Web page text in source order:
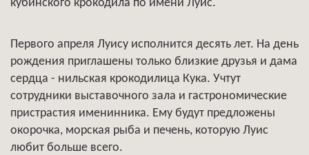
кубинского крокодила по имени Луис.
Первого апреля Луису исполнится десять лет. На день
рождения приглашены только близкие друзья и дама
сердца - нильская крокодилица Кука. Учтут
сотрудники выставочного зала и гастрономические
пристрастия именинника. Ему будут предложены
окорочка, морская рыба и печень, которую Луис
любит больше всего.